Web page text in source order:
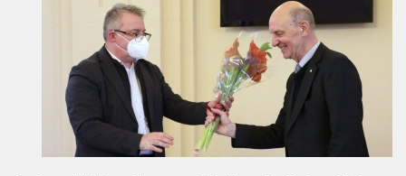
VIRTUALI LMA
TECHNIKOS MOKSLŲ SKYRIUS
JAUNOJI AKADEMIJA
SKYRIAI IR PADALINIAI
PAREIGYBIŲ APRAŠYMAS IR ATLIEKAMOS FUNKCIJOS
BENDRADARBIAVIMO SUTARTYS
MOKSLININKO ETIKOS KODEKSAS
KORUPCIJOS PREVENCIJA
PRANEŠĖJŲ APSAUGA
NUORODOS
BENDRADARBIAVIMAS SU REGIONAIS
LMA IR AKADEMIKAI ŽINIASKLAIDOJE
PASLAUGOS
ES SF PARAMA LMA
ATVIRI DUOMENYS
FINANSŲ KONTROLĖS TAISYKLĖS
ŪKIO SUBJEKTŲ PRIEŽIŪRA
TARNYBINIAI LENGVIEJI AUTOMOBILIAI
LĖŠOS VEIKLAI VIEŠINTI